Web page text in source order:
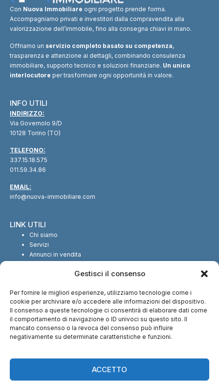
Gestisci il consenso
Per fornire le migliori esperienze, utilizziamo tecnologie come i
cookie per archiviare e/o accedere alle informazioni del dispositivo.
Il consenso a queste tecnologie ci consentirà di elaborare dati come
il comportamento di navigazione o ID univoci su questo sito. Il
mancato consenso o la revoca del consenso può influire
negativamente su determinate caratteristiche e funzioni.
ACCETTO
Con Nuova Immobiliare ogni progetto prende forma.
Accompagniamo privati e investitori dalla compravendita alla
valorizzazione dell’immobile, fino alla consegna chiavi in mano.
Offriamo un servizio completo basato su competenza,
trasparenza e attenzione ai dettagli, combinando consulenza
immobiliare, supporto tecnico e soluzioni finanziarie. Un unico
interlocutore per trasformare ogni opportunità in valore.
INFO UTILI
INDIRIZZO:
Via Governolo 9/D
10128 Torino (TO)
TELEFONO:
337.15.18.575
011.59.34.86
EMAIL:
info@nuova-immobiliare.com
LINK UTILI
Chi siamo
Servizi
Annunci in vendita
SEGUICI SUI SOCIAL
CI TROVI ANCHE SU: